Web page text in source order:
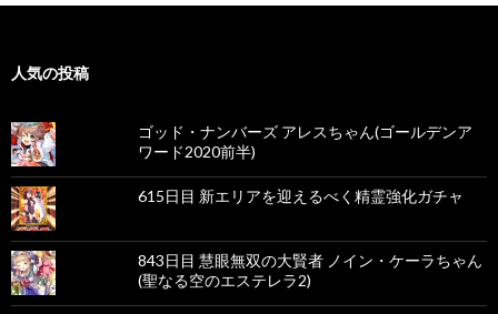
人気の投稿
ゴッド・ナンバーズ アレスちゃん(ゴールデンア
ワード2020前半)
615日目 新エリアを迎えるべく精霊強化ガチャ
843日目 慧眼無双の大賢者 ノイン・ケーラちゃん
(聖なる空のエステレラ2)